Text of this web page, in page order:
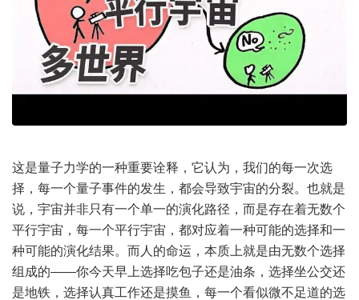
这是量子力学的一种重要诠释，它认为，我们的每一次选
择，每一个量子事件的发生，都会导致宇宙的分裂。也就是
说，宇宙并非只有一个单一的演化路径，而是存在着无数个
平行宇宙，每一个平行宇宙，都对应着一种可能的选择和一
种可能的演化结果。而人的命运，本质上就是由无数个选择
组成的——你今天早上选择吃包子还是油条，选择坐公交还
是地铁，选择认真工作还是摸鱼，每一个看似微不足道的选